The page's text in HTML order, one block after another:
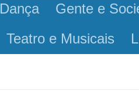
Dança Gente e
Teatro e Musicais